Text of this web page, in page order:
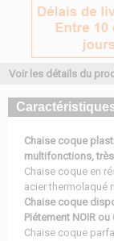
Voir les détails du
Chaise coque
multifonctions,
Chaise coque en
acier thermolaqué
Chaise coque
Piétement NOIR ou
Chaise coque